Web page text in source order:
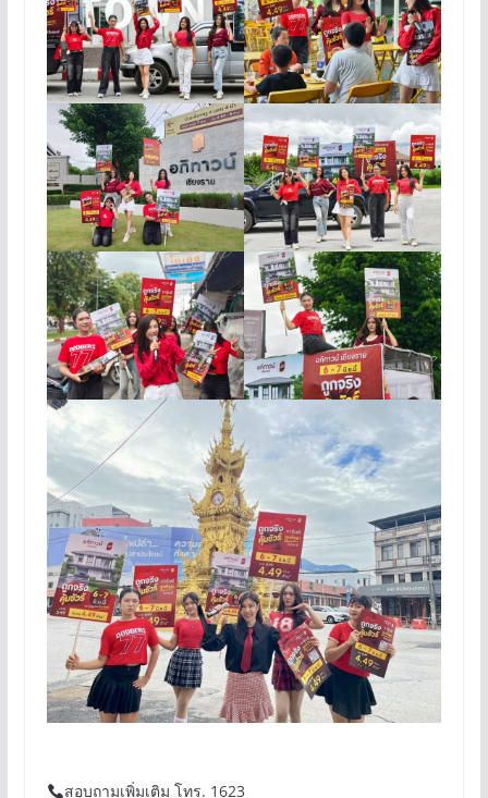
สอบถามเพิ่มเติม โทร. 1623